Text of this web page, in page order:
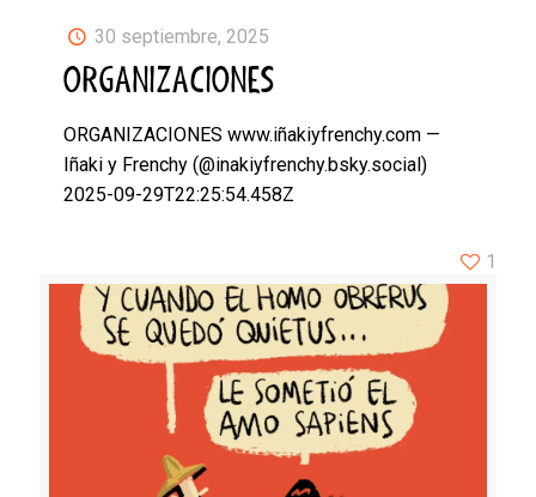
30 septiembre, 2025
ORGANIZACIONES
ORGANIZACIONES www.iñakiyfrenchy.com —
Iñaki y Frenchy (@inakiyfrenchy.bsky.social)
2025-09-29T22:25:54.458Z
1